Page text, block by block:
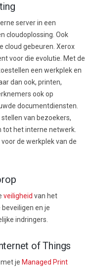
server in een
cloudoplossing. Ook
cloud gebeuren. Xerox
voor die evolutie. Met de
een werkplek en
dan ook, printen,
ook op
documentdiensten.
van bezoekers,
tot het interne netwerk.
de werkplek van de
veiligheid van het
en je
indringers.
of Things
met je Managed Print